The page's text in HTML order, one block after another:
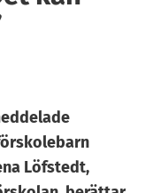
Löfstedt,